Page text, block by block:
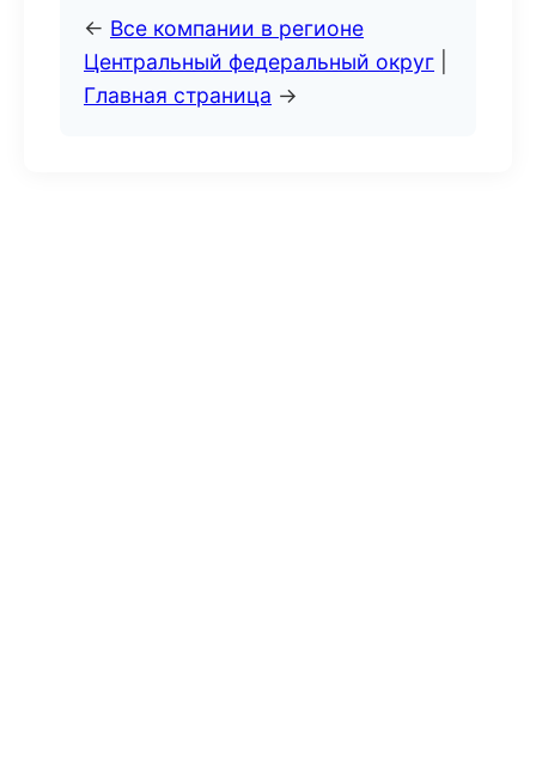
← Все компании в регионе
Центральный федеральный округ
Главная страница →